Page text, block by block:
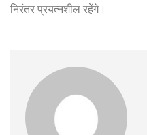
निरंतर प्रयत्नशील रहेंगे।